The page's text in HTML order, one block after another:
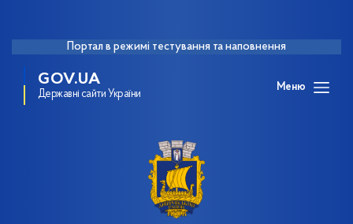
Портал в режимі тестування та наповнення
GOV.UA
Державні сайти України
Меню